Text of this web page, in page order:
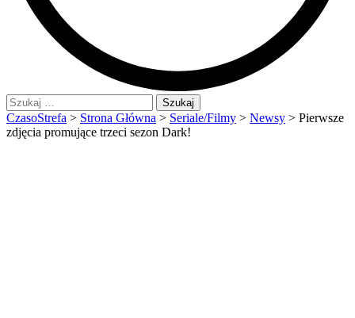
Szukaj:
CzasoStrefa > Strona Główna > Seriale/Filmy > Newsy > Pierwsze
zdjęcia promujące trzeci sezon Dark!